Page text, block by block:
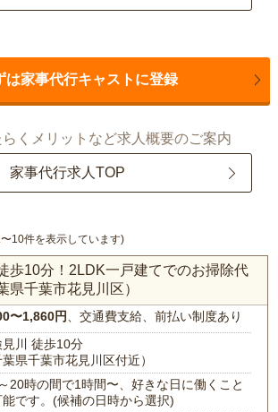
は家事代行キャストに登録
くメリットなど求人概要のご案内
家事代行求人TOP
10件を表示しています)
歩10分！2LDK一戸建てでのお掃除代
県千葉市花見川区）
〜1,860円 、交通費支給、前払い制度あり
見川 徒歩10分
葉県千葉市花見川区付近）
20時の間で1時間〜、好きな日に働くこと
能です。(候補の日時から選択)